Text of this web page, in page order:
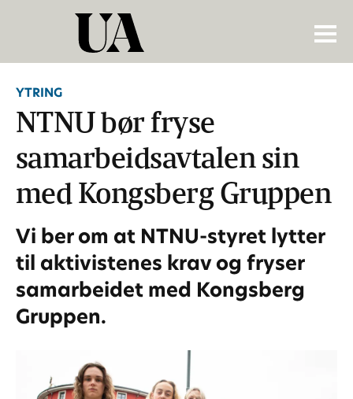
YTRING
NTNU bør fryse
samarbeidsavtalen sin
med Kongsberg Gruppen
Vi ber om at NTNU-styret lytter
til aktivistenes krav og fryser
samarbeidet med Kongsberg
Gruppen.